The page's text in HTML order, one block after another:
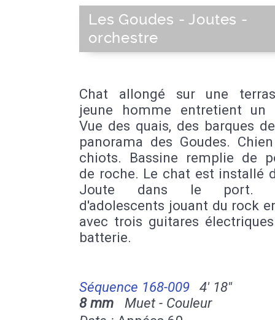
Les Goudes - Joutes -
orchestre
Chat allongé sur une
jeune homme entretient un
Vue des quais, des barques
panorama des Goudes.
chiots. Bassine remplie de
de roche. Le chat est installé
Joute dans le port.
d'adolescents jouant du rock
avec trois guitares
batterie.
Séquence 168-009
4' 18''
8 mm Muet - Couleur